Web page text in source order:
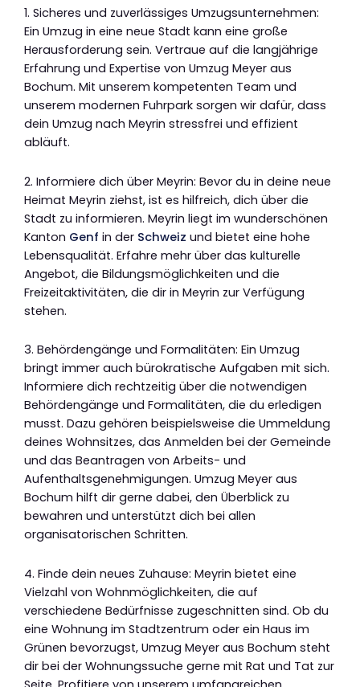
1. Sicheres und zuverlässiges Umzugsunternehmen:
Ein Umzug in eine neue Stadt kann eine große
Herausforderung sein. Vertraue auf die langjährige
Erfahrung und Expertise von Umzug Meyer aus
Bochum. Mit unserem kompetenten Team und
unserem modernen Fuhrpark sorgen wir dafür, dass
dein Umzug nach Meyrin stressfrei und effizient
abläuft.
2. Informiere dich über Meyrin: Bevor du in deine neue
Heimat Meyrin ziehst, ist es hilfreich, dich über die
Stadt zu informieren. Meyrin liegt im wunderschönen
Kanton Genf in der Schweiz und bietet eine hohe
Lebensqualität. Erfahre mehr über das kulturelle
Angebot, die Bildungsmöglichkeiten und die
Freizeitaktivitäten, die dir in Meyrin zur Verfügung
stehen.
3. Behördengänge und Formalitäten: Ein Umzug
bringt immer auch bürokratische Aufgaben mit sich.
Informiere dich rechtzeitig über die notwendigen
Behördengänge und Formalitäten, die du erledigen
musst. Dazu gehören beispielsweise die Ummeldung
deines Wohnsitzes, das Anmelden bei der Gemeinde
und das Beantragen von Arbeits- und
Aufenthaltsgenehmigungen. Umzug Meyer aus
Bochum hilft dir gerne dabei, den Überblick zu
bewahren und unterstützt dich bei allen
organisatorischen Schritten.
4. Finde dein neues Zuhause: Meyrin bietet eine
Vielzahl von Wohnmöglichkeiten, die auf
verschiedene Bedürfnisse zugeschnitten sind. Ob du
eine Wohnung im Stadtzentrum oder ein Haus im
Grünen bevorzugst, Umzug Meyer aus Bochum steht
dir bei der Wohnungssuche gerne mit Rat und Tat zur